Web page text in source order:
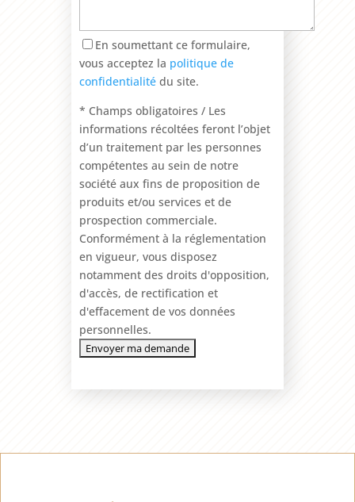
En soumettant ce formulaire,
vous acceptez la politique de
confidentialitédu site.
* Champs obligatoires / Les
informations récoltées feront l’objet
d’un traitement par les personnes
compétentes au sein de notre
société aux fins de proposition de
produits et/ou services et de
prospection commerciale.
Conformément à la réglementation
en vigueur, vous disposez
notamment des droits d'opposition,
d'accès, de rectification et
d'effacement de vos données
personnelles.